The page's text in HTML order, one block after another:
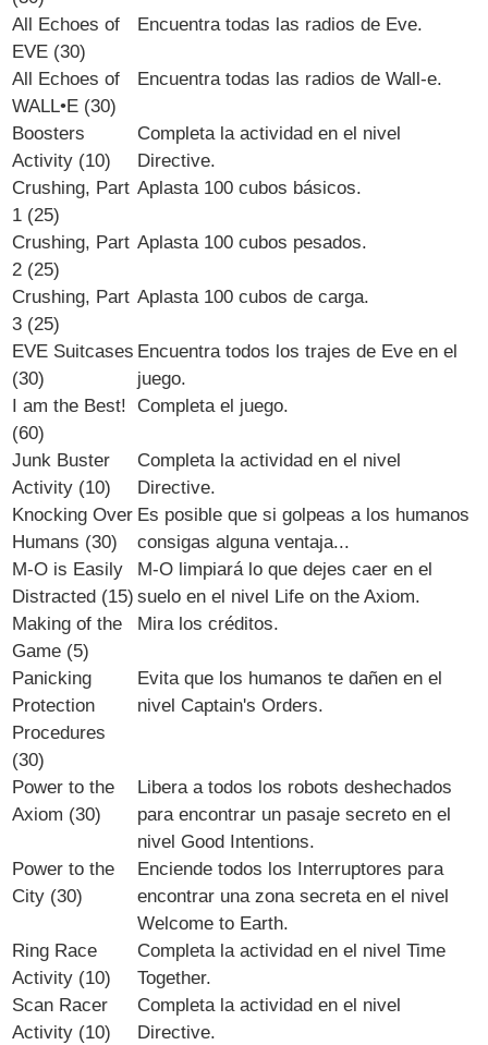
All Echoes of
EVE (30)
Encuentra todas las radios de Eve.
All Echoes of
WALL•E (30)
Encuentra todas las radios de Wall-e.
Boosters
Activity (10)
Completa la actividad en el nivel
Directive.
Crushing, Part
1 (25)
Aplasta 100 cubos básicos.
Crushing, Part
2 (25)
Aplasta 100 cubos pesados.
Crushing, Part
3 (25)
Aplasta 100 cubos de carga.
EVE Suitcases
(30)
Encuentra todos los trajes de Eve en el
juego.
I am the Best!
(60)
Completa el juego.
Junk Buster
Activity (10)
Completa la actividad en el nivel
Directive.
Knocking Over
Humans (30)
Es posible que si golpeas a los humanos
consigas alguna ventaja...
M-O is Easily
Distracted (15)
M-O limpiará lo que dejes caer en el
suelo en el nivel Life on the Axiom.
Making of the
Game (5)
Mira los créditos.
Panicking
Protection
Procedures
(30)
Evita que los humanos te dañen en el
nivel Captain's Orders.
Power to the
Axiom (30)
Libera a todos los robots deshechados
para encontrar un pasaje secreto en el
nivel Good Intentions.
Power to the
City (30)
Enciende todos los Interruptores para
encontrar una zona secreta en el nivel
Welcome to Earth.
Ring Race
Activity (10)
Completa la actividad en el nivel Time
Together.
Scan Racer
Activity (10)
Completa la actividad en el nivel
Directive.